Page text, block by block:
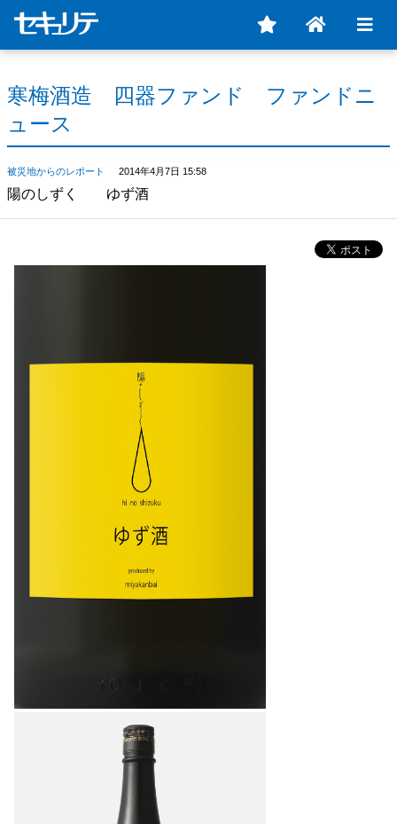
寒梅酒造 四器ファンド ファンドニ
ュース
被災地からのレポート 2014年4月7日 15:58
陽のしずく ゆず酒